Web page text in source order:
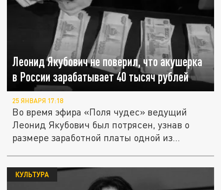
Леонид Якубович не поверил, что акушерка
в России зарабатывает 40 тысяч рублей
25 ЯНВАРЯ 17:18
Во время эфира «Поля чудес» ведущий
Леонид Якубович был потрясен, узнав о
размере заработной платы одной из...
КУЛЬТУРА